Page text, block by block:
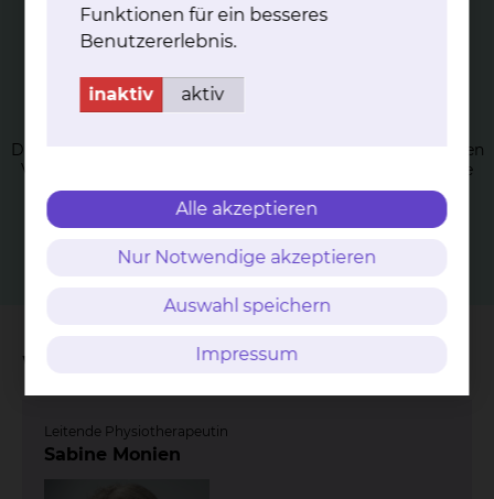
Phy­sio­the­ra­pie in der Ger­ia­trie
Die Physiotherapie der Geriatrie umfasst die therapeutischen
Verfahren der Bewegungstherapie, sowie die physikalische
Therapie.
mehr
Wichtige Kontakte
Leitende Physiotherapeutin
Sabine Monien
Funktionen für ein besseres
Benutzererlebnis.
inaktiv aktiv
Alle akzeptieren
Nur Notwendige akzeptieren
Auswahl speichern
Impressum